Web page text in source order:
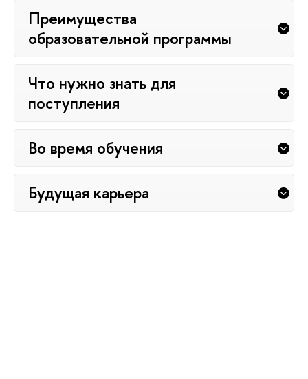
Преимущества
образовательной программы
Что нужно знать для
поступления
Во время обучения
Будущая карьера